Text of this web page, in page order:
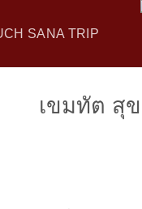
SANA TRIP
เขมทัต สุ